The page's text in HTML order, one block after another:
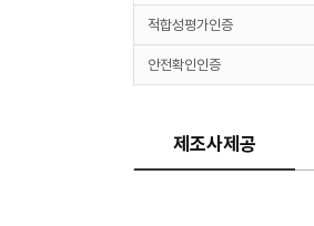
적합성평가인증
안전확인인증
제조사제공